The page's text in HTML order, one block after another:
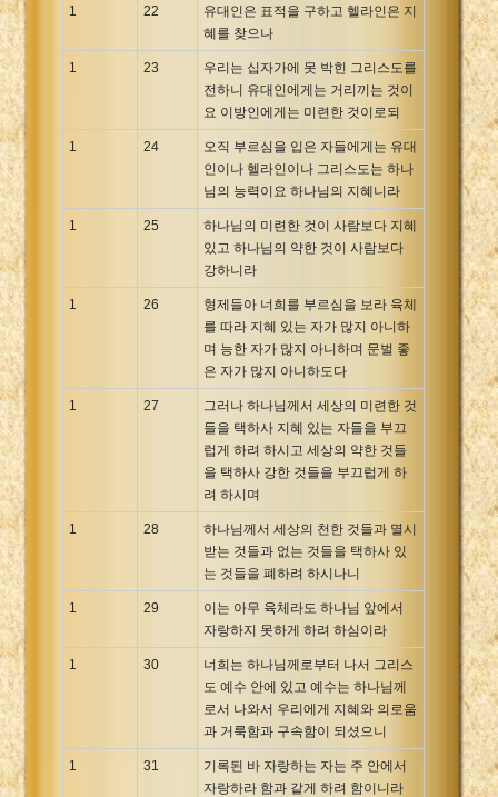
1 22
유대인은 표적을 구하고 헬라인은 지
혜를 찾으나
1 23
우리는 십자가에 못 박힌 그리스도를
전하니 유대인에게는 거리끼는 것이
요 이방인에게는 미련한 것이로되
1 24
오직 부르심을 입은 자들에게는 유대
인이나 헬라인이나 그리스도는 하나
님의 능력이요 하나님의 지혜니라
1 25
하나님의 미련한 것이 사람보다 지혜
있고 하나님의 약한 것이 사람보다
강하니라
1 26
형제들아 너희를 부르심을 보라 육체
를 따라 지혜 있는 자가 많지 아니하
며 능한 자가 많지 아니하며 문벌 좋
은 자가 많지 아니하도다
1 27
그러나 하나님께서 세상의 미련한 것
들을 택하사 지혜 있는 자들을 부끄
럽게 하려 하시고 세상의 약한 것들
을 택하사 강한 것들을 부끄럽게 하
려 하시며
1 28
하나님께서 세상의 천한 것들과 멸시
받는 것들과 없는 것들을 택하사 있
는 것들을 폐하려 하시나니
1 29
이는 아무 육체라도 하나님 앞에서
자랑하지 못하게 하려 하심이라
1 30
너희는 하나님께로부터 나서 그리스
도 예수 안에 있고 예수는 하나님께
로서 나와서 우리에게 지혜와 의로움
과 거룩함과 구속함이 되셨으니
1 31
기록된 바 자랑하는 자는 주 안에서
자랑하라 함과 같게 하려 함이니라